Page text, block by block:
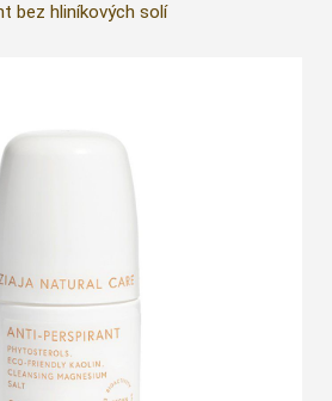
bez hliníkových solí